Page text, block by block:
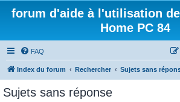
forum d'aide à l'utilisation
Home PC 84
FAQ
Index du forum Rechercher Sujets sans
Sujets sans réponse